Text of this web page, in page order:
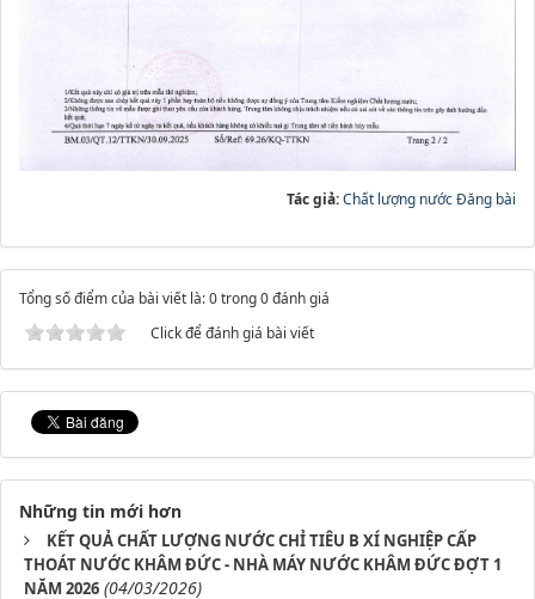
Tác giả:Chất lượng nước Đăng bài
Tổng số điểm của bài viết là: 0 trong 0 đánh giá
Click để đánh giá bài viết
Những tin mới hơn
KẾT QUẢ CHẤT LƯỢNG NƯỚC CHỈ TIÊU B XÍ NGHIỆP CẤP
THOÁT NƯỚC KHÂM ĐỨC - NHÀ MÁY NƯỚC KHÂM ĐỨC ĐỢT 1
NĂM 2026 (04/03/2026)